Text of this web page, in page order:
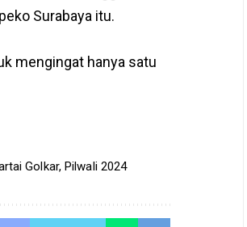
Surabaya itu.
mengingat hanya satu
Golkar,Pilwali 2024